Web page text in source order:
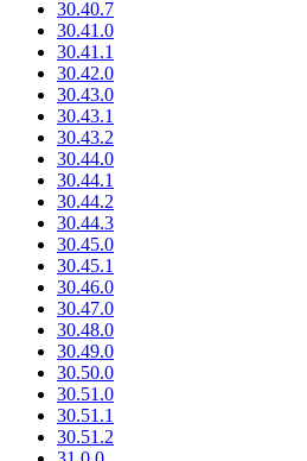
30.40.7
30.41.0
30.41.1
30.42.0
30.43.0
30.43.1
30.43.2
30.44.0
30.44.1
30.44.2
30.44.3
30.45.0
30.45.1
30.46.0
30.47.0
30.48.0
30.49.0
30.50.0
30.51.0
30.51.1
30.51.2